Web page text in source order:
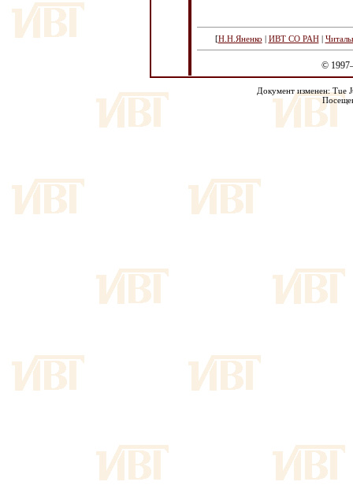
[Н.Н.Яненко | ИВТ СО РАН|
©
Документ изменен: Tue